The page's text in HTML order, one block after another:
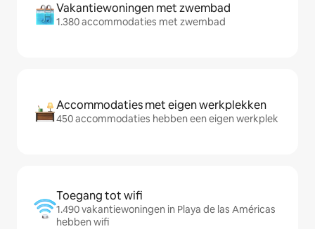
Vakantiewoningen met zwembad
1.380 accommodaties met zwembad
Accommodaties met eigen werkplekken
450 accommodaties hebben een eigen werkplek
Toegang tot wifi
1.490 vakantiewoningen in Playa de las Américas
hebben wifi